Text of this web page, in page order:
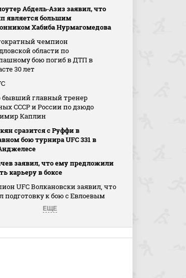
Абдель‑Азиз заявил, что
является большим
Хабиба Нурмагомедова
чемпион
области по
бою погиб в ДТП в
30 лет
бывший главный тренер
СССР и России по дзюдо
Каплин
сразится с Руффи в
бою турнира UFC 331 в
заявил, что ему предложили
карьеру в боксе
UFC Волкановски заявил, что
подготовку к бою с Евлоевым
ЕЩЕ